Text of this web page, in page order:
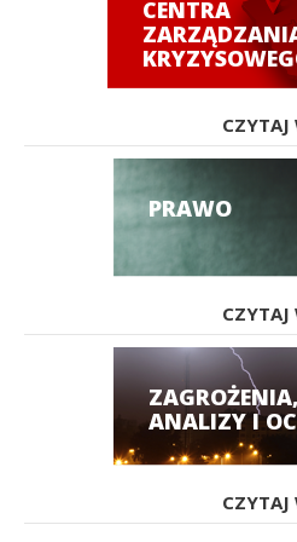
CENTRA
CZYTAJ
PRAWO
CZYTAJ
ZAGROŻENIA,
ANALIZY I
CZYTAJ